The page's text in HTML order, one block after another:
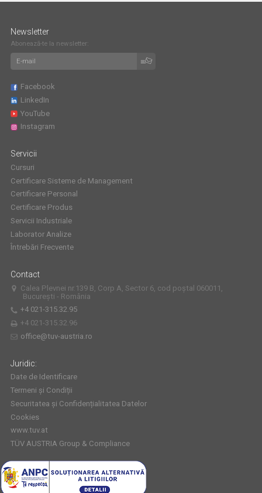
Servicii
Cursuri
Certificare Sisteme de Management
Certificare Personal
Certificare Produs
Servicii Industriale
Laborator Analize
Întrebări Frecvente
Newsletter
Abonează-te la newsletter:
Facebook
LinkedIn
YouTube
Instagram
Contact
Calea Plevnei nr.139 B, Corp A, Sector 6, cod poștal 060011,
București - România
+4 021-315.32.95
+4 021-315.32.96
office@tuv-austria.ro
Juridic:
Date de Identificare
Termeni și Condiții
Securitatea și Confidențialitatea Datelor
Cookies
www.tuv.at
TÜV AUSTRIA Group & Compliance